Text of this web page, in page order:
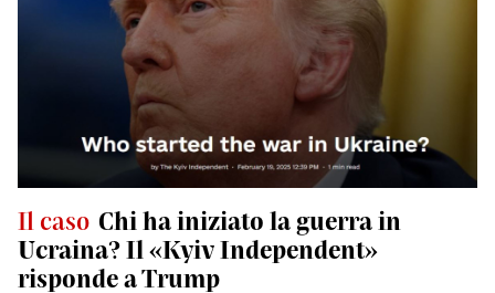
Il caso Chi ha iniziato la guerra in
Ucraina? Il «Kyiv Independent»
risponde a Trump